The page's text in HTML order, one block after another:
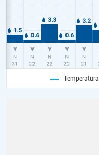
Temperatura